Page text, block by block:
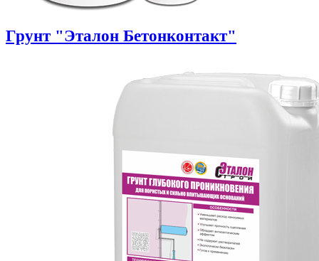
Грунт "Эталон Бетонконтакт"